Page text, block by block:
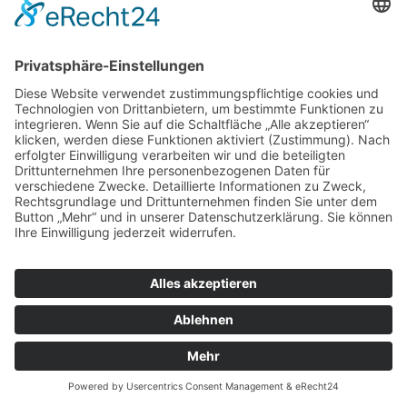
Datenschutz